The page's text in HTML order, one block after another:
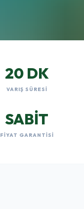
20 DK
VARIŞ SÜRESI
SABİT
FIYAT GARANTISI